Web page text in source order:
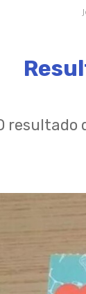
resultado